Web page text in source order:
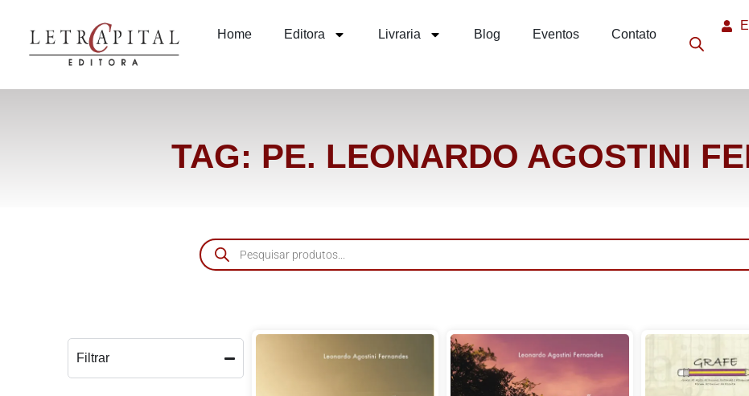
Home Editora Livraria Blog Eventos Contato
TAG: PE. LEONARDO AGOSTINI
Filtrar